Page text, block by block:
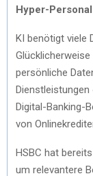
Hyper-
KI benötigt viele
persönliche
Digital-Banking-
von
HSBC hat
um relevantere